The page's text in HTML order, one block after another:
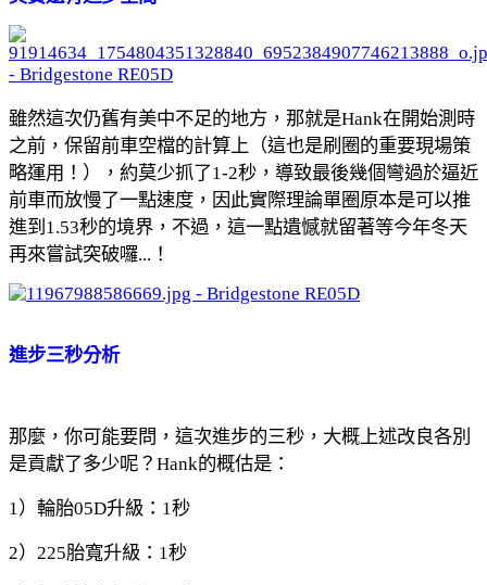
雖然這次仍舊有美中不足的地方，那就是Hank在開始測時
之前，保留前車空檔的計算上（這也是刷圈的重要現場策
略運用！），約莫少抓了1-2秒，導致最後幾個彎過於逼近
前車而放慢了一點速度，因此實際理論單圈原本是可以推
進到1.53秒的境界，不過，這一點遺憾就留著等今年冬天
再來嘗試突破囉...！
進步三秒分析
那麼，你可能要問，這次進步的三秒，大概上述改良各別
是貢獻了多少呢？Hank的概估是：
1）輪胎05D升級：1秒
2）225胎寬升級：1秒